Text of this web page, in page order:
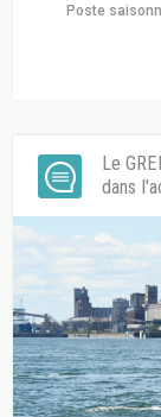
Poste
Le
dans